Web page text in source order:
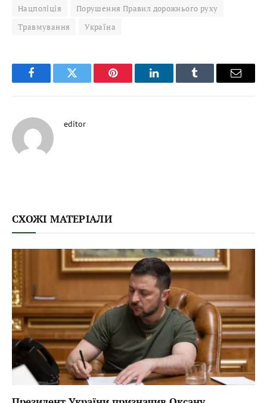
Нацполіція
Порушення Правил дорожнього руху
Травмування
Україна
FacebookTwitter Pinterest LinkedInTumblr Email
editor
СХОЖІ МАТЕРІАЛИ